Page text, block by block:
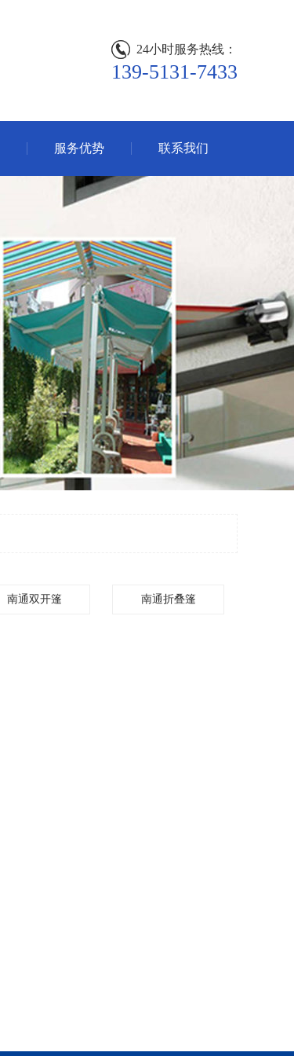
24小时服务热线：
139-5131-7433
服务优势 联系我们
南通双开篷 南通折叠篷